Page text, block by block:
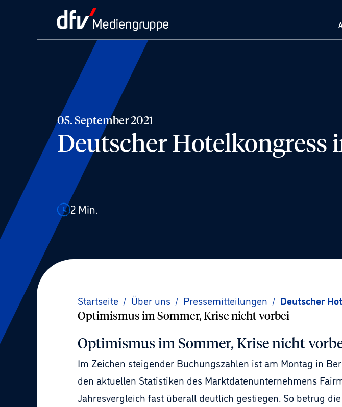
05. September 2021
Deutscher Hotelkongress
2 Min.
Startseite / Über uns / Pressemitteilungen / Deutscher
Optimismus im Sommer, Krise nicht vorbei
Optimismus im Sommer, Krise nicht
Im Zeichen steigender Buchungszahlen ist am Montag in
den aktuellen Statistiken des Marktdatenunternehmens
Jahresvergleich fast überall deutlich gestiegen. So betrug